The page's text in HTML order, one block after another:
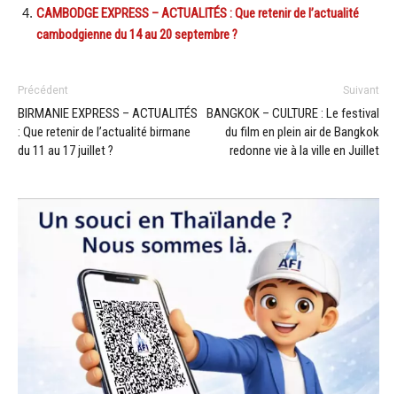
CAMBODGE EXPRESS – ACTUALITÉS : Que retenir de l’actualité
cambodgienne du 14 au 20 septembre ?
Précédent
BIRMANIE EXPRESS – ACTUALITÉS
: Que retenir de l’actualité birmane
du 11 au 17 juillet ?
Suivant
BANGKOK – CULTURE : Le festival
du film en plein air de Bangkok
redonne vie à la ville en Juillet